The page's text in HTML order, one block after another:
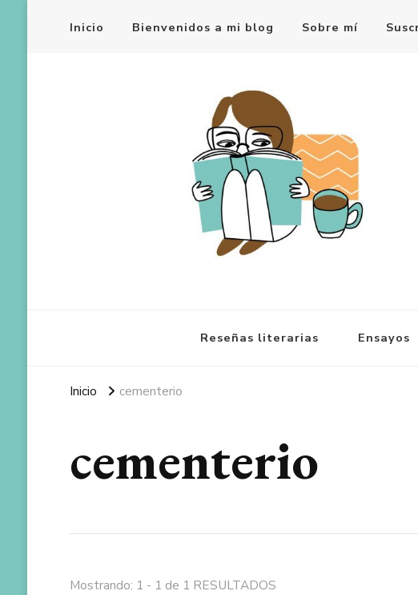
Inicio Bienvenidos a mi blog Sobre mí
Reseñas literarias Ensayos
Inicio cementerio
cementerio
Mostrando: 1 - 1 de 1 RESULTADOS